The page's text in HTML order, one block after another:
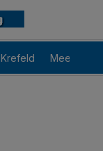
Krefeld Meerbusch